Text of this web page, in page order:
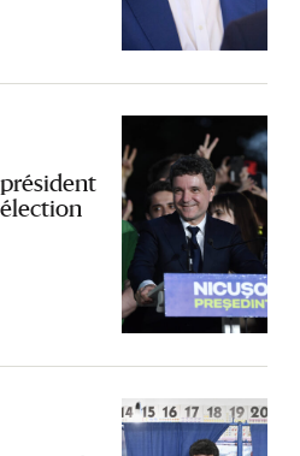
élection